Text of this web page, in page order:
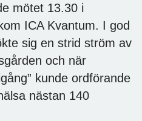
mötet 13.30 i
ICA Kvantum. I god
sig en strid ström av
och när
kunde ordförande
nästan 140